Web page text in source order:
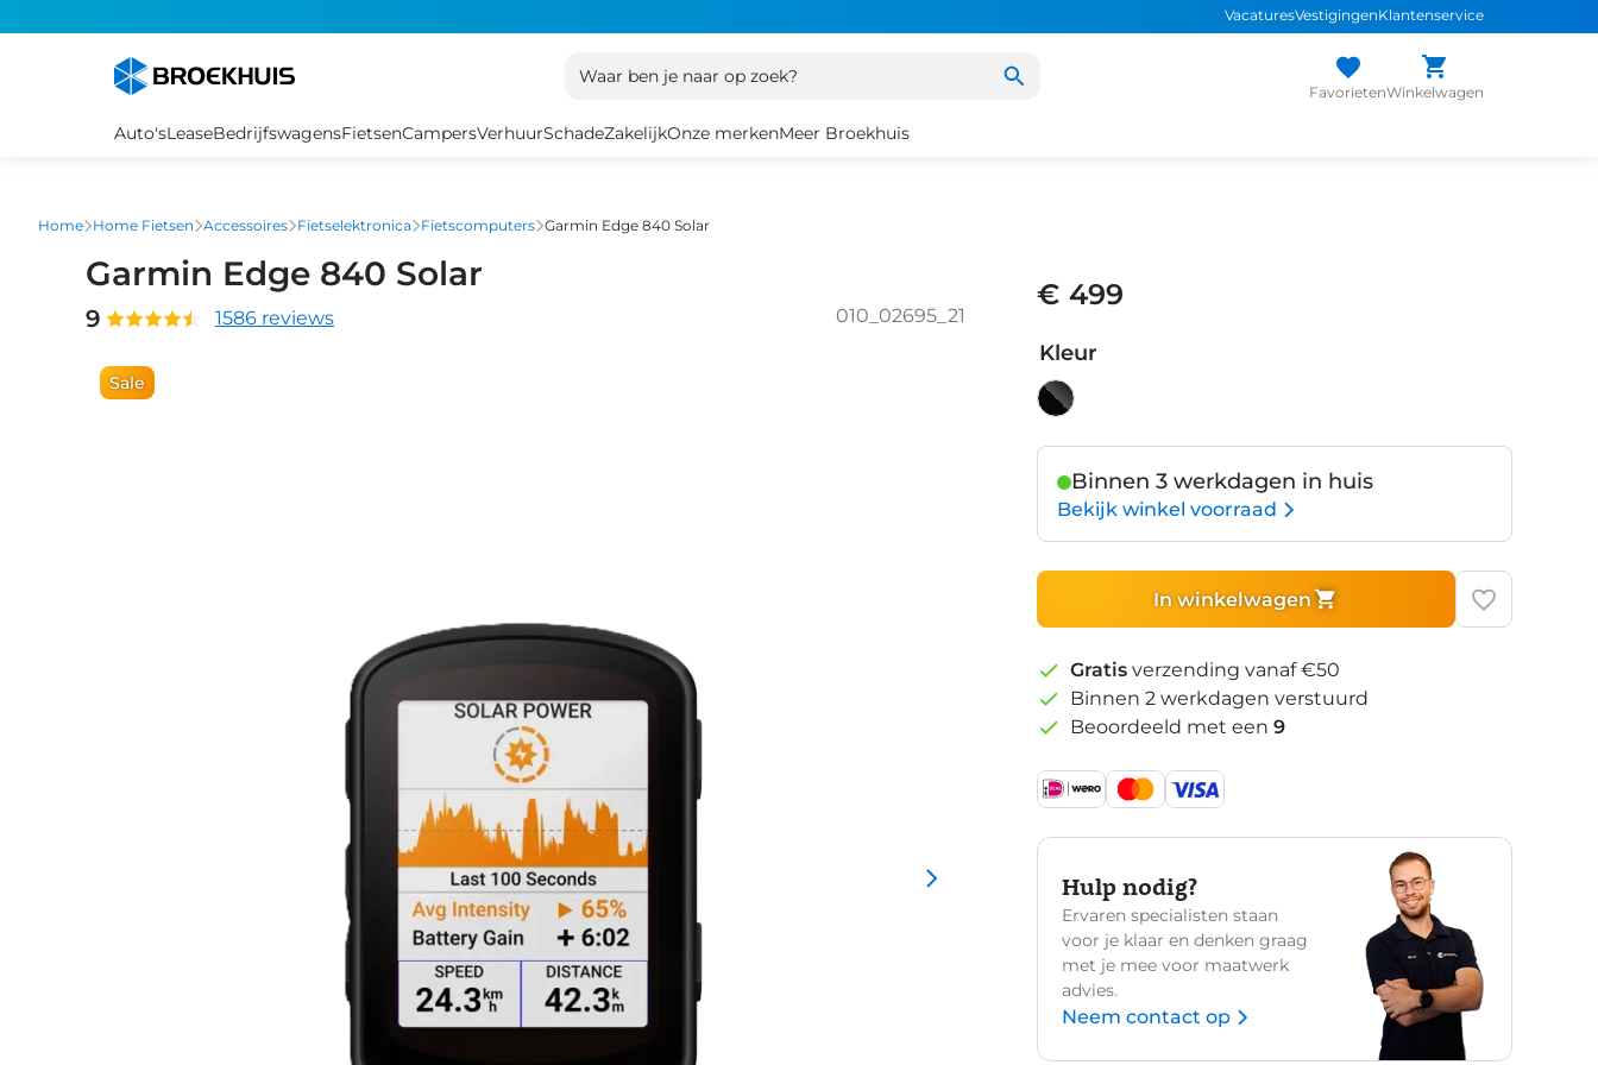
VacaturesVestigingenKlantenservice
Waar ben je naar op zoek?
FavorietenWinkelwagen
Auto'sLeaseBedrijfswagensFietsenCampersVerhuurSchadeZakelijkOnze merkenMeer Broekhuis
Home Home Fietsen Accessoires Fietselektronica Fietscomputers Garmin Edge 840 Solar
Garmin Edge 840 Solar
9 1586 reviews 010_02695_21
Sale
€ 499
Kleur
Binnen 3 werkdagen in huis
Bekijk winkel voorraad
In winkelwagen
Gratis verzending vanaf €50
Binnen 2 werkdagen verstuurd
Beoordeeld met een 9
Hulp nodig?
Ervaren specialisten staan
voor je klaar en denken graag
met je mee voor maatwerk
advies.
Neem contact op